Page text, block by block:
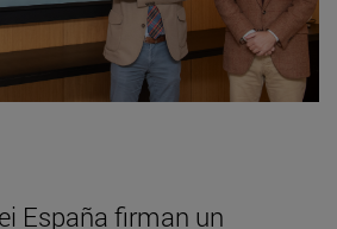
España firman un